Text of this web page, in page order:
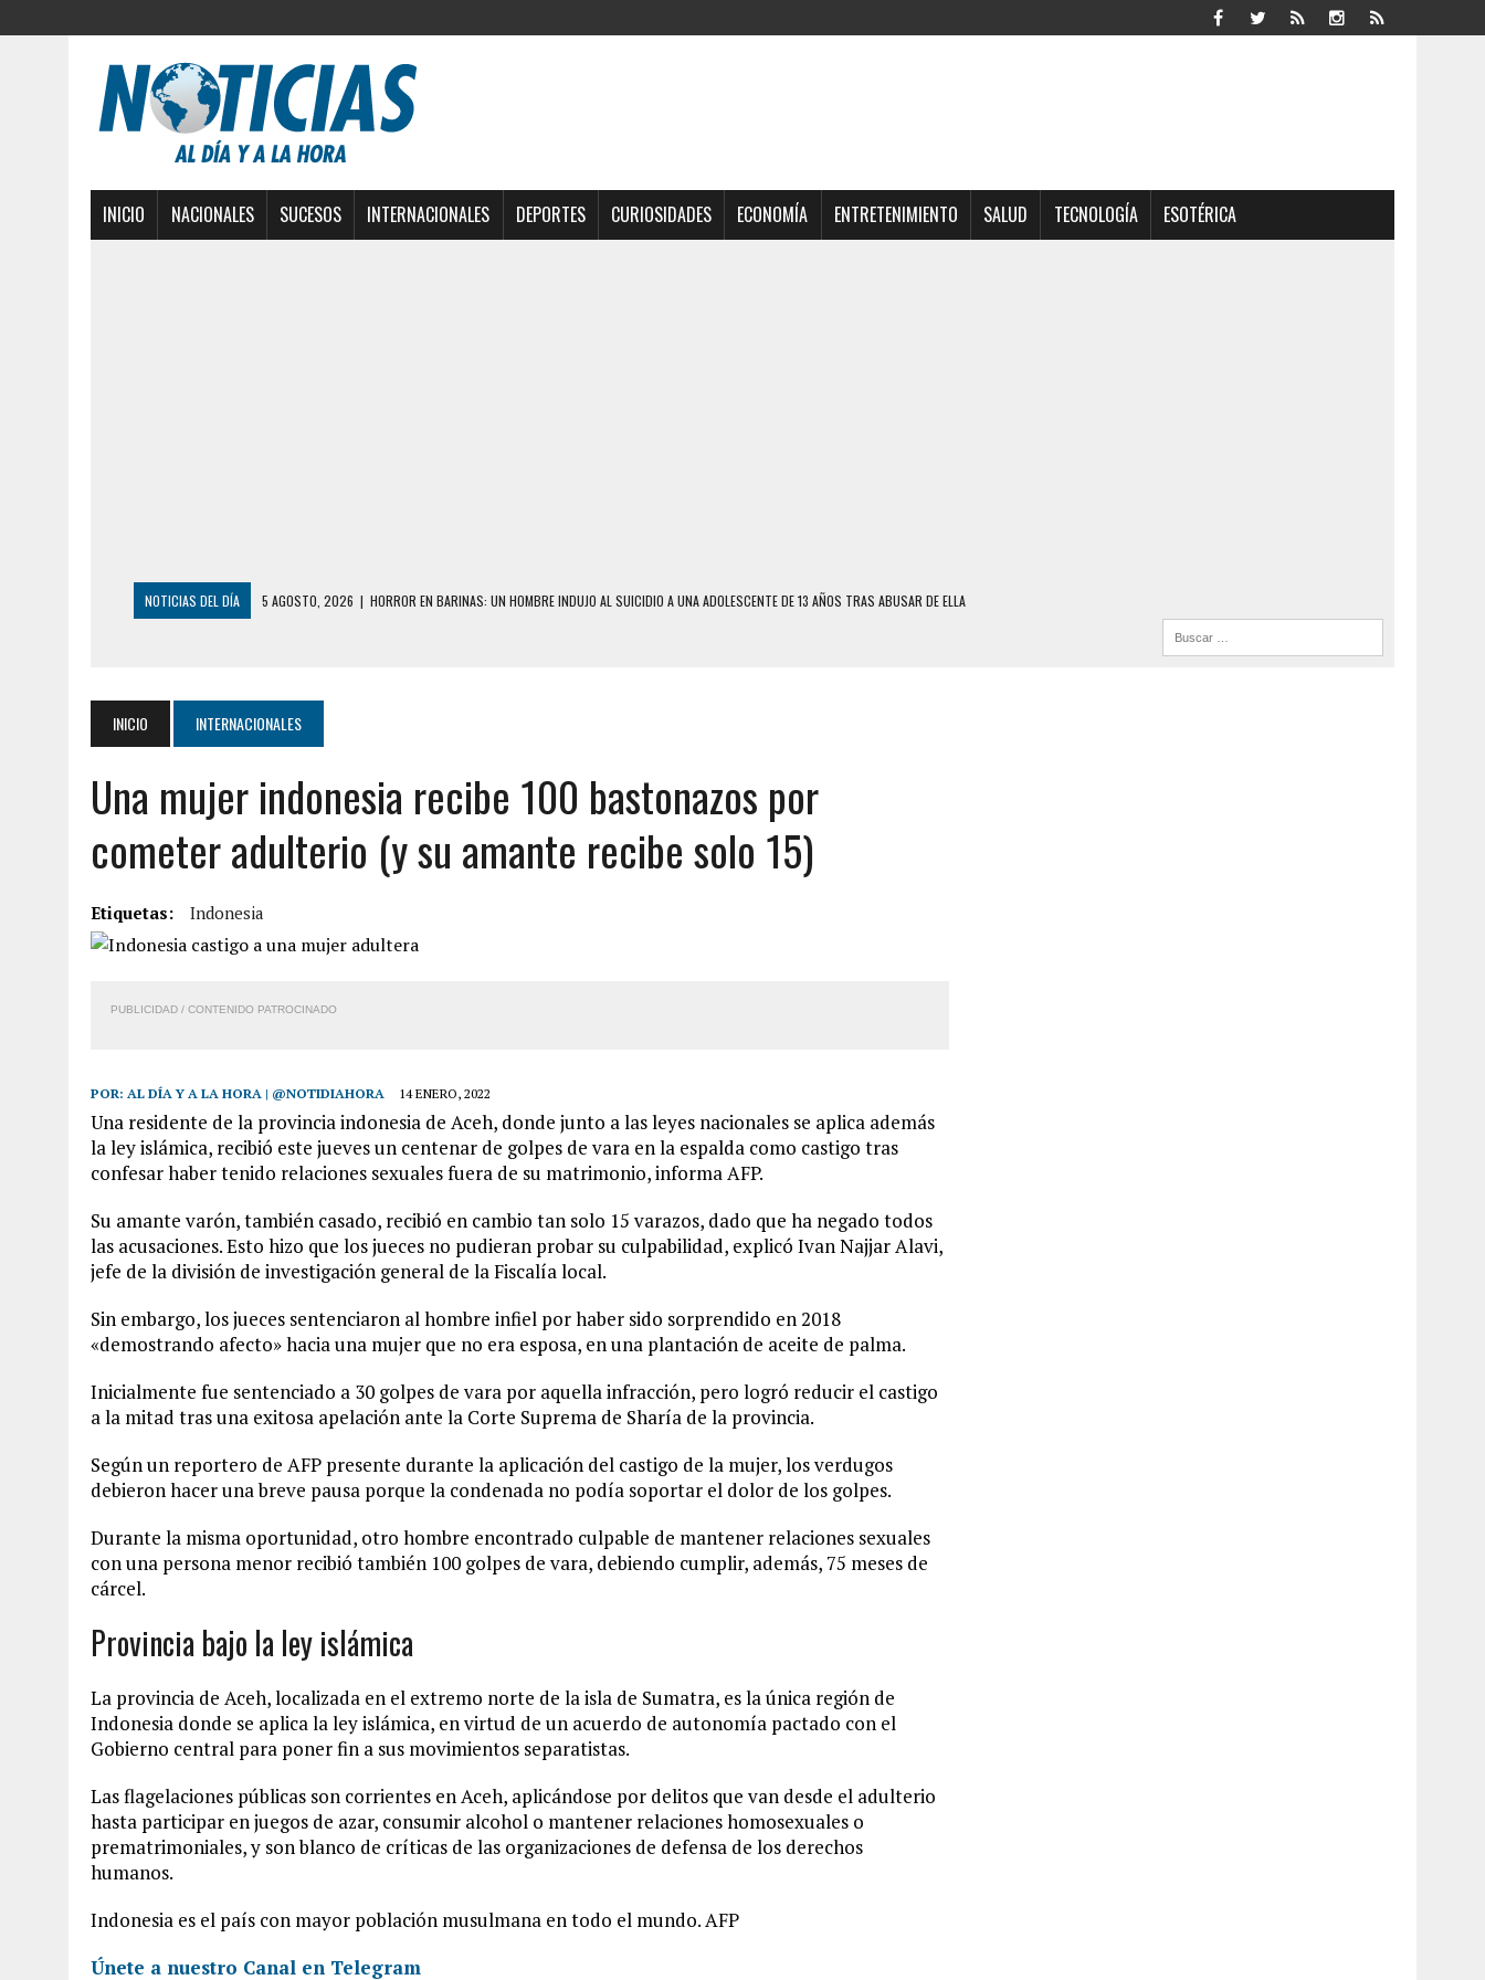
INICIO NACIONALES SUCESOS INTERNACIONALES DEPORTES CURIOSIDADES ECONOMÍA ENTRETENIMIENTO SALUD TECNOLOGÍA ESOTÉRICA
NOTICIAS DEL DÍA 5 AGOSTO, 2026 | HORROR EN BARINAS: UN HOMBRE INDUJO AL SUICIDIO A UNA ADOLESCENTE DE 13 AÑOS TRAS ABUSAR DE ELLA
2 AGOSTO, 2026 | AYUDABA A PERSONAS EN SITUACIÓN DE CALLE Y MURIÓ A MANOS DE VARIOS DE ELLOS EN MATURÍN
2 AGOSTO, 2026
COLAPSÓ TECHO DE UNA VIVIENDA EN EL CENTRO DE CARACAS CON MÁS DE 20 PERSONAS ADENTRO
2 AGOSTO, 2026
FALCÓN: MUJER ATACÓ CON UN CUCHILLO A SUS HIJOS, UNO PERDIÓ LA VIDA
2 AGOSTO, 2026 | CONMOCIÓN EN CHILE POR BRUTAL CRIMEN CONTRA ADOLESCENTE VENEZOLANO: AUTOR MATERIAL SE MANTIENE EN FUGA
INICIO INTERNACIONALES
Una mujer indonesia recibe 100 bastonazos por
cometer adulterio (y su amante recibe solo 15)
Etiquetas: Indonesia
PUBLICIDAD / CONTENIDO PATROCINADO
POR: AL DÍA Y A LA HORA | @NOTIDIAHORA 14 ENERO, 2022
Una residente de la provincia indonesia de Aceh, donde junto a las leyes nacionales se aplica además
la ley islámica, recibió este jueves un centenar de golpes de vara en la espalda como castigo tras
confesar haber tenido relaciones sexuales fuera de su matrimonio, informa AFP.
Su amante varón, también casado, recibió en cambio tan solo 15 varazos, dado que ha negado todos
las acusaciones. Esto hizo que los jueces no pudieran probar su culpabilidad, explicó Ivan Najjar Alavi,
jefe de la división de investigación general de la Fiscalía local.
Sin embargo, los jueces sentenciaron al hombre infiel por haber sido sorprendido en 2018
«demostrando afecto» hacia una mujer que no era esposa, en una plantación de aceite de palma.
Inicialmente fue sentenciado a 30 golpes de vara por aquella infracción, pero logró reducir el castigo
a la mitad tras una exitosa apelación ante la Corte Suprema de Sharía de la provincia.
Según un reportero de AFP presente durante la aplicación del castigo de la mujer, los verdugos
debieron hacer una breve pausa porque la condenada no podía soportar el dolor de los golpes.
Durante la misma oportunidad, otro hombre encontrado culpable de mantener relaciones sexuales
con una persona menor recibió también 100 golpes de vara, debiendo cumplir, además, 75 meses de
cárcel.
Provincia bajo la ley islámica
La provincia de Aceh, localizada en el extremo norte de la isla de Sumatra, es la única región de
Indonesia donde se aplica la ley islámica, en virtud de un acuerdo de autonomía pactado con el
Gobierno central para poner fin a sus movimientos separatistas.
Las flagelaciones públicas son corrientes en Aceh, aplicándose por delitos que van desde el adulterio
hasta participar en juegos de azar, consumir alcohol o mantener relaciones homosexuales o
prematrimoniales, y son blanco de críticas de las organizaciones de defensa de los derechos
humanos.
Indonesia es el país con mayor población musulmana en todo el mundo. AFP
Únete a nuestro Canal en Telegram